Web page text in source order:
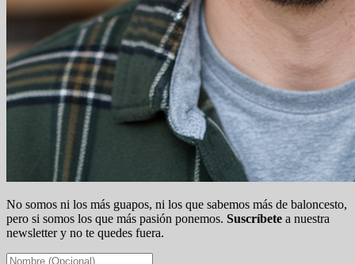
No somos ni los más guapos, ni los que sabemos más de baloncesto,
pero si somos los que más pasión ponemos. Suscríbete a nuestra
newsletter y no te quedes fuera.